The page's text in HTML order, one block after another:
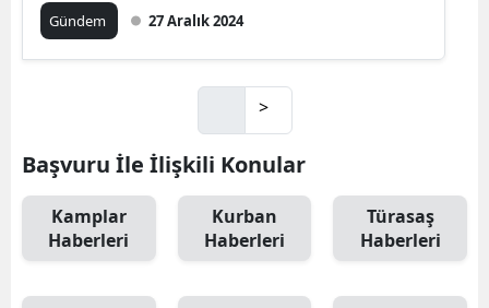
Gündem 27 Aralık 2024
>
Başvuru İle İlişkili Konular
Kamplar
Haberleri
Kurban
Haberleri
Türasaş
Haberleri